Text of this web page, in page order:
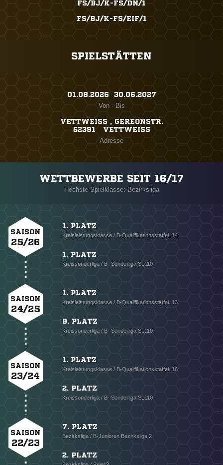
FS/BJ/K-FS/DN/1
FS/BJ/K-FS/EIF/1
SPIELSTÄTTEN
01.08.2026 ​ 30.06.2027
Von - Bis
VETTWEISS , GEREONSTR.
52391 VETTWEISS
Adresse
WETTBEWERBE SEIT 16/17
Höchste Spielklasse: Bezirksliga
SAISON
25/26
1. PLATZ
Kreisleistungsklasse / B-Qualifikationsstaffel. 14
1. PLATZ
Kreissonderliga / B- Sonderliga St.110
SAISON
24/25
1. PLATZ
Kreisleistungsklasse / B-Qualifikationsstaffel. 13
9. PLATZ
Kreissonderliga / B- Sonderliga St.110
SAISON
23/24
1. PLATZ
Kreisleistungsklasse / B-Qualifikationsstaffel. 16
2. PLATZ
Kreissonderliga / B- Sonderliga St.110
SAISON
22/23
7. PLATZ
Bezirksliga / B-Junioren Bezirksliga 2
2. PLATZ